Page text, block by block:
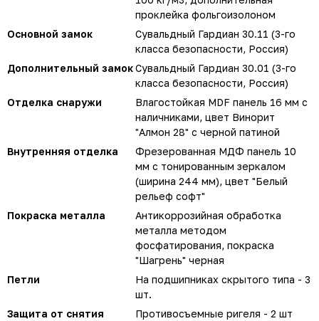
проклейка фольгоизолоном
Основной замок
Сувальдный Гардиан 30.11 (3-го
класса безопасности, Россия)
Дополнительный замокСувальдный Гардиан 30.01 (3-го
класса безопасности, Россия)
Отделка снаружи
Влагостойкая MDF панель 16 мм с
наличниками, цвет Винорит
"Алмон 28" с черной патиной
Внутренняя отделка
Фрезерованная МДФ панель 10
мм с тонированным зеркалом
(ширина 244 мм), цвет "Белый
рельеф софт"
Покраска металла
Антикоррозийная обработка
металла методом
фосфатирования, покраска
"Шагрень" черная
Петли
На подшипниках скрытого типа - 3
шт.
Защита от снятия
Противосъемные ригеля - 2 шт